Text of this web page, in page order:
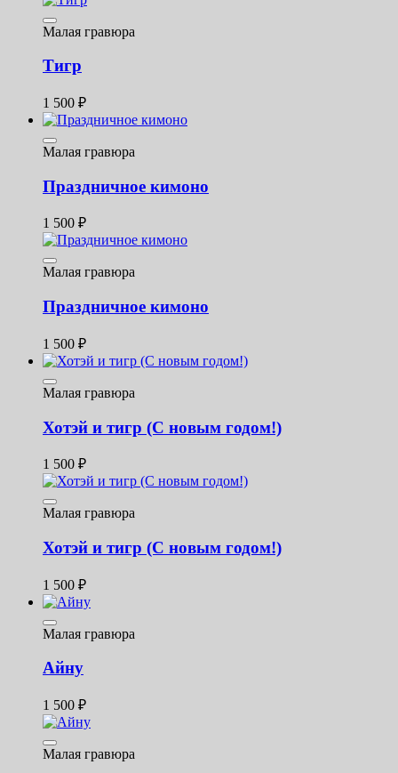
Малая гравюра
Тигр
1 500 ₽
Малая гравюра
Праздничное кимоно
1 500 ₽
Малая гравюра
Праздничное кимоно
1 500 ₽
Малая гравюра
Хотэй и тигр (С новым годом!)
1 500 ₽
Малая гравюра
Хотэй и тигр (С новым годом!)
1 500 ₽
Малая гравюра
Айну
1 500 ₽
Малая гравюра